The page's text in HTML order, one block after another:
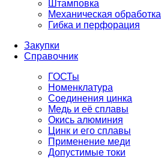
Штамповка
Механическая обработка
Гибка и перфорация
Закупки
Справочник
ГОСТы
Номенклатура
Соединения цинка
Медь и её сплавы
Окись алюминия
Цинк и его сплавы
Применение меди
Допустимые токи